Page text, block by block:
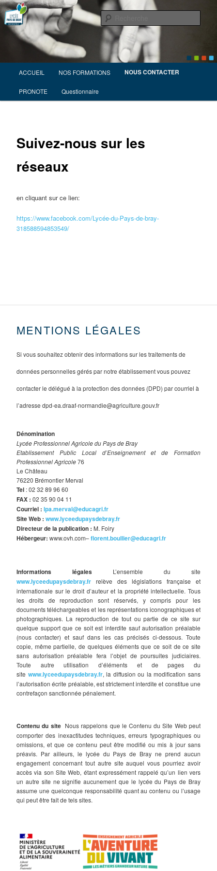
Lycée du Pays de Bray
Enseignement Agricole Public
principal
Aller
au
principal
ACCUEIL NOS FORMATIONS NOUS CONTACTER
PRONOTE Questionnaire
Suivez-nous sur les
réseaux
en cliquant sur ce lien:
https://www.facebook.com/Lycée-du-Pays-de-bray-
318588594853549/
MENTIONS LÉGALES
Si vous souhaitez obtenir des informations sur les traitements de
données personnelles gérés par notre établissement vous pouvez
contacter le délégué à la protection des données (DPD) par courriel à
l’adresse dpd-ea.draaf-normandie@agriculture.gouv.fr
Dénomination
Lycée Professionnel Agricole du Pays de Bray
Etablissement Public Local d’Enseignement et de Formation
Professionnel Agricole76
Le Château
76220 Brémontier Merval
Tel : 02 32 89 96 60
FAX : 02 35 90 04 11
Courriel :lpa.merval@educagri.fr
Site Web :www.lyceedupaysdebray.fr
Directeur de la publication : M. Foiry
Hébergeur:www.ovh.com–florent.boullier@educagri.fr
Informations légales L’ensemble du site
www.lyceedupaysdebray.fr relève des législations française et
internationale sur le droit d’auteur et la propriété intellectuelle. Tous
les droits de reproduction sont réservés, y compris pour les
documents téléchargeables et les représentations iconographiques et
photographiques. La reproduction de tout ou partie de ce site sur
quelque support que ce soit est interdite sauf autorisation préalable
(nous contacter) et sauf dans les cas précisés ci-dessous. Toute
copie, même partielle, de quelques éléments que ce soit de ce site
sans autorisation préalable fera l’objet de poursuites judiciaires.
Toute autre utilisation d’éléments et de pages du
site www.lyceedupaysdebray.fr, la diffusion ou la modification sans
l’autorisation écrite préalable, est strictement interdite et constitue une
contrefaçon sanctionnée pénalement.
Contenu du site Nous rappelons que le Contenu du Site Web peut
comporter des inexactitudes techniques, erreurs typographiques ou
omissions, et que ce contenu peut être modifié ou mis à jour sans
préavis. Par ailleurs, le lycée du Pays de Bray ne prend aucun
engagement concernant tout autre site auquel vous pourriez avoir
accès via son Site Web, étant expressément rappelé qu’un lien vers
un autre site ne signifie aucunement que le lycée du Pays de Bray
assume une quelconque responsabilité quant au contenu ou l’usage
qui peut être fait de tels sites.